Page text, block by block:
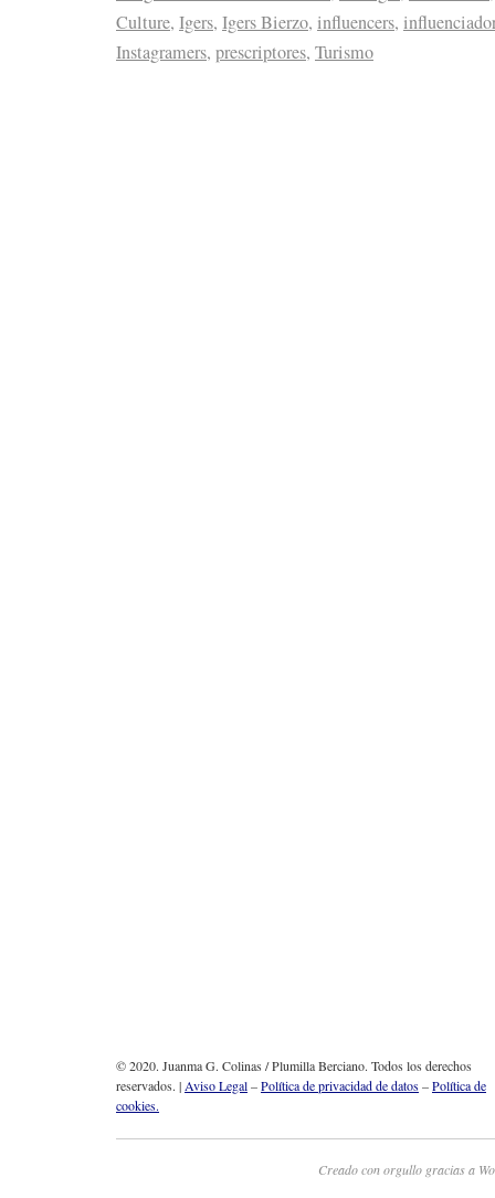
Culture, Igers, Igers Bierzo, influencers,
Instagramers, prescriptores, Turismo
© 2020. Juanma G. Colinas / Plumilla Berciano. Todos los derechos
reservados. |Aviso Legal–Política de privacidad de datos–Política de
cookies.
Creado con orgullo gracias a